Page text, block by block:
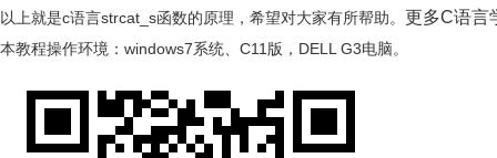
以上就是c语言strcat_s函数的原理，希望对大家有所帮助。 更多C语言
本教程操作环境：windows7系统、C11版，DELL G3电脑。